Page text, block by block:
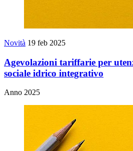
Novità 19 feb 2025
Agevolazioni tariffarie per
sociale idrico integrativo
Anno 2025